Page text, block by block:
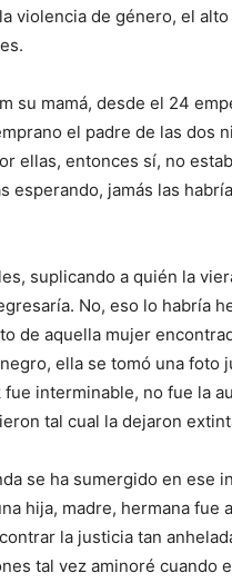
violencia de género, el
su mamá, desde el 24
el padre de las dos
ellas, entonces sí, no
esperando, jamás las
suplicando a quién la
No, eso lo habría
de aquella mujer
ella se tomó una foto
interminable, no fue la
tal cual la dejaron
se ha sumergido en ese
hija, madre, hermana fue
la justicia tan
tal vez aminoré cuando